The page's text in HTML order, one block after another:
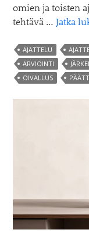
omien ja toisten
tehtävä …Jatka
AJATTELU
ARVIOINTI
OIVALLUS